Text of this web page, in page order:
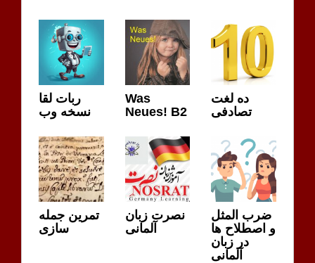
ربات لقا
نسخه وب
Was
Neues! B2
ده لغت
تصادفی
تمرین جمله
سازی
نصرت زبان
آلمانی
ضرب المثل
و اصطلاح ها
در زبان
آلمانی